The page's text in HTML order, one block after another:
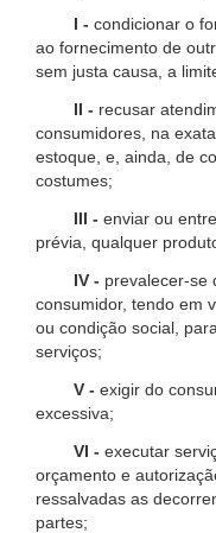
I - condicionar o
ao fornecimento de
sem justa causa, a
II - recusar
consumidores, na
estoque, e, ainda, de
costumes;
III - enviar ou
prévia, qualquer
IV - prevalecer-se
consumidor, tendo em
ou condição social,
serviços;
V - exigir do
excessiva;
VI - executar
orçamento e
ressalvadas as
partes;